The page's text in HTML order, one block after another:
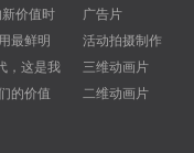
价值时
最鲜明
，这是我
的价值
广告片
活动拍摄制作
三维动画片
二维动画片